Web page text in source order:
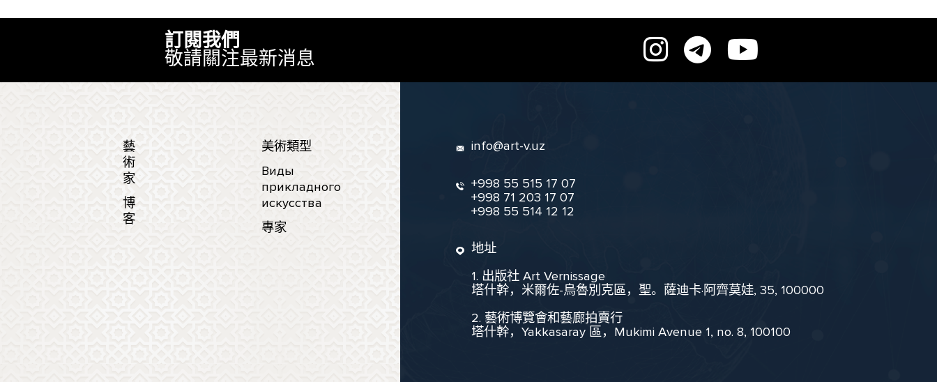
訂閱我們
敬請關注最新消息
藝
術
家
博
客
美術類型
Виды
прикладного
искусства
專家
info@art-v.uz
+998 55 515 17 07
+998 71 203 17 07
+998 55 514 12 12
地址
1. 出版社 Art Vernissage
塔什幹，米爾佐-烏魯別克區，聖。薩迪卡·阿齊莫娃, 35, 100000
2. 藝術博覽會和藝廊拍賣行
塔什幹，Yakkasaray 區，Mukimi Avenue 1, no. 8, 100100